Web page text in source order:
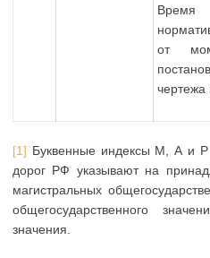
Время
от
чертежа
[1] Буквенные индексы М, А и
дорог РФ указывают на
магистральных
общегосударственного
значения.